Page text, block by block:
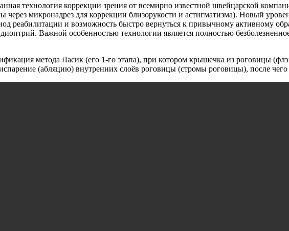
технология коррекции зрения от всемирно известной швейцарской
через микронадрез для коррекции близорукости и астигматизма). Новый
реабилитации и возможность быстро вернуться к привычному активному
Важной особенностью технологии является полностью
метода Ласик (его 1-го этапа), при котором крышечка из роговицы
(абляцию) внутренних слоёв роговицы (стромы роговицы), после чего